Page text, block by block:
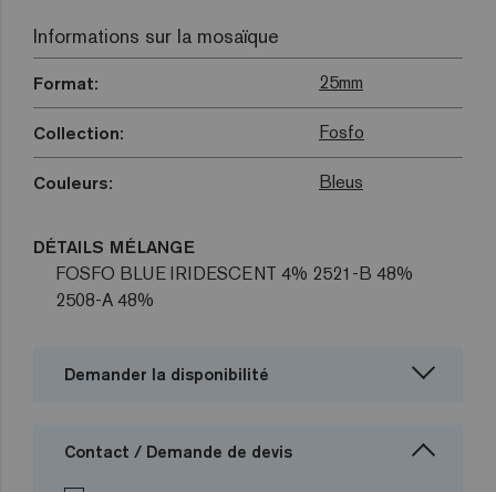
Informations sur la mosaïque
Format: 25mm
Collection: Fosfo
Couleurs: Bleus
DÉTAILS MÉLANGE
FOSFO BLUE IRIDESCENT 4% 2521-B 48%
2508-A 48%
Demander la disponibilité
Contact / Demande de devis